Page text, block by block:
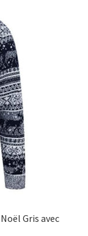
Gris avec